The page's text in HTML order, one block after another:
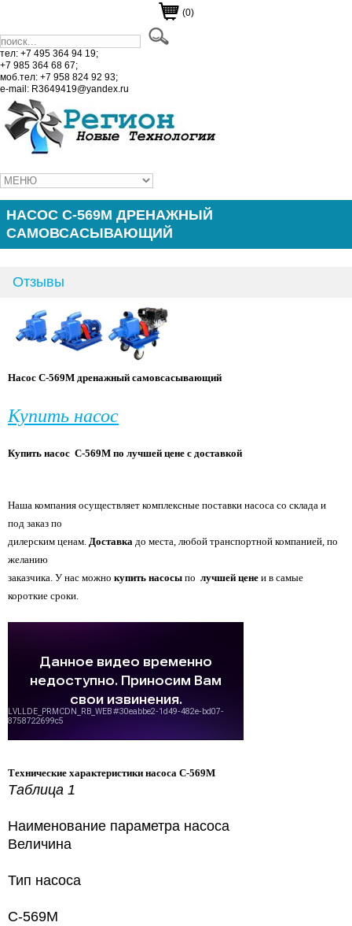
(0)
тел: +7 495 364 94 19;
+7 985 364 68 67;
моб.тел: +7 958 824 92 93;
e-mail: R3649419@yandex.ru
НАСОС С-569М ДРЕНАЖНЫЙ
САМОВСАСЫВАЮЩИЙ
Отзывы
Насос С-569М дренажный самовсасывающий
Купить насос
Купить насос С-569М по лучшей цене с доставкой
Наша компания осуществляет комплексные поставки насоса со склада и
под заказ по
дилерским ценам. Доставка до места, любой транспортной компанией, по
желанию
заказчика. У нас можно купить насосы по лучшей цене и в самые
короткие сроки.
Технические характеристики насоса С-569М
Таблица 1
Наименование параметра насоса
Величина
Тип насоса
С-569М